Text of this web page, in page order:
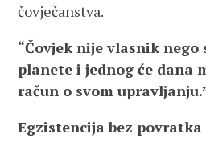
čovječanstva.
“Čovjek nije vlasnik
planete i jednog će dana
račun o svom
Egzistencija bez povratka